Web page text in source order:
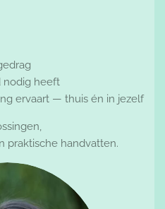
nodig heeft
ervaart — thuis én in jezelf
praktische handvatten.